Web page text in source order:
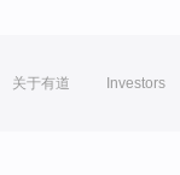
关于有道 Investors